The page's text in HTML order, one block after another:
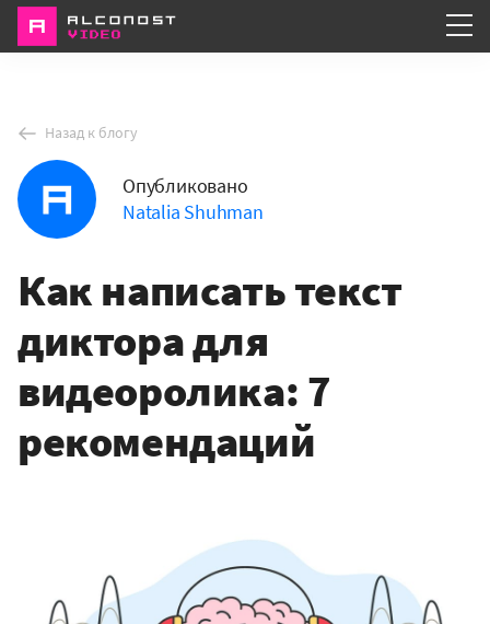
Портфолио
О компании
Назад к блогу
Опубликовано
Natalia Shuhman
Как написать текст
диктора для
видеоролика: 7
рекомендаций